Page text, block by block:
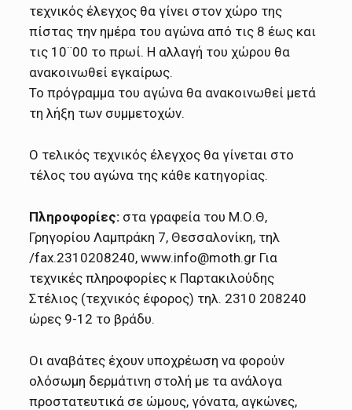
τεχνικός έλεγχος θα γίνει στον χώρο της
πίστας την ημέρα του αγώνα από τις 8 έως και
τις 10¨00 το πρωί. Η αλλαγή του χώρου θα
ανακοινωθεί εγκαίρως.
Το πρόγραμμα του αγώνα θα ανακοινωθεί μετά
τη λήξη των συμμετοχών.
Ο τελικός τεχνικός έλεγχος θα γίνεται στο
τέλος του αγώνα της κάθε κατηγορίας.
Πληροφορίες: στα γραφεία του Μ.Ο.Θ,
Γρηγορίου Λαμπράκη 7, Θεσσαλονίκη, τηλ
/fax.2310208240, www.info@moth.gr Για
τεχνικές πληροφορίες κ Παρτακιλούδης
Στέλιος (τεχνικός έφορος) τηλ. 2310 208240
ώρες 9-12 το βράδυ.
Οι αναβάτες έχουν υποχρέωση να φορούν
ολόσωμη δερμάτινη στολή με τα ανάλογα
προστατευτικά σε ώμους, γόνατα, αγκώνες,